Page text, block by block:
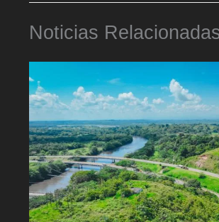
Noticias